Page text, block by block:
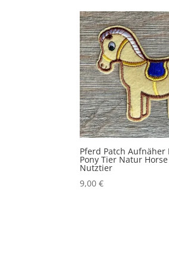
Pferd Patch Aufnäher
Pony Tier Natur
Nutztier
9,00€